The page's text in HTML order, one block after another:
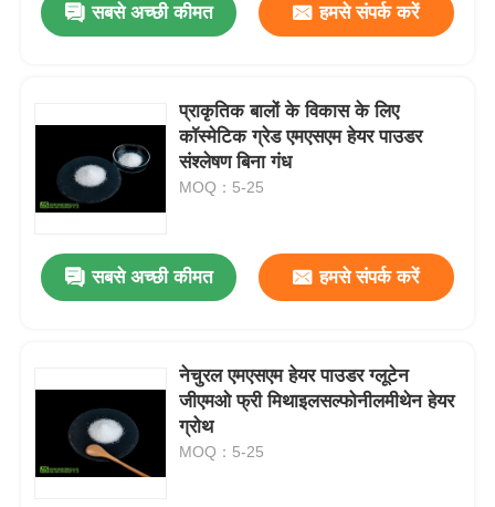
सबसे अच्छी कीमत हमसे संपर्क करें
प्राकृतिक बालों के विकास के लिए
कॉस्मेटिक ग्रेड एमएसएम हेयर पाउडर
संश्लेषण बिना गंध
MOQ：5-25
सबसे अच्छी कीमत हमसे संपर्क करें
नेचुरल एमएसएम हेयर पाउडर ग्लूटेन
जीएमओ फ्री मिथाइलसल्फोनीलमीथेन हेयर
ग्रोथ
MOQ：5-25